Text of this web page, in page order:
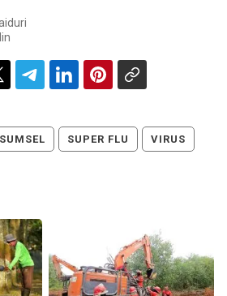
SUPER FLU VIRUS